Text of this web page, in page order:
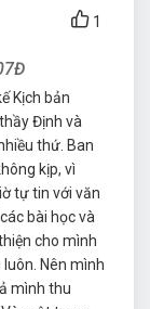
1
Kịch bản
Định và
thứ. Ban
kịp, vì
tự tin với văn
bài học và
cho mình
Nên mình
mình thu